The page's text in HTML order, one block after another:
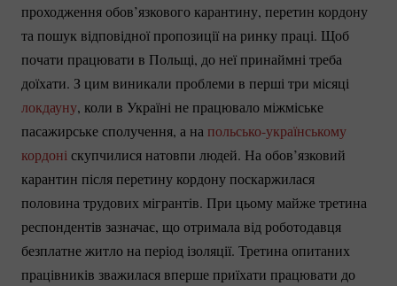
проходження обов’язкового карантину, перетин кордону
та пошук відповідної пропозиції на ринку праці. Щоб
почати працювати в Польщі, до неї принаймні треба
доїхати. З цим виникали проблеми в перші три місяці
локдауну, коли в Україні не працювало міжміське
пасажирське сполучення, а на польсько-українському
кордоні скупчилися натовпи людей. На обов’язковий
карантин після перетину кордону поскаржилася
половина трудових мігрантів. При цьому майже третина
респондентів зазначає, що отримала від роботодавця
безплатне житло на період ізоляції. Третина опитаних
працівників зважилася вперше приїхати працювати до